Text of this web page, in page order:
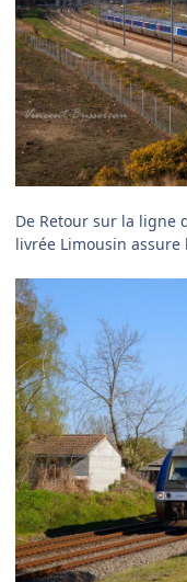
De Retour sur la ligne
livrée Limousin assure